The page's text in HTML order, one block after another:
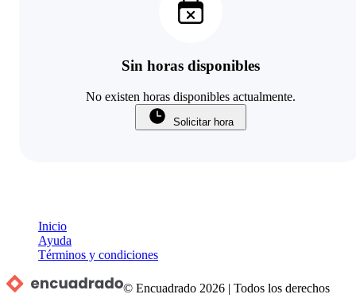
Sin horas disponibles
No existen horas disponibles actualmente.
Solicitar hora
Inicio
Ayuda
Términos y condiciones
© Encuadrado 2026 |Todos los derechos